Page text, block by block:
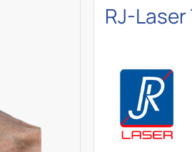
RJ-